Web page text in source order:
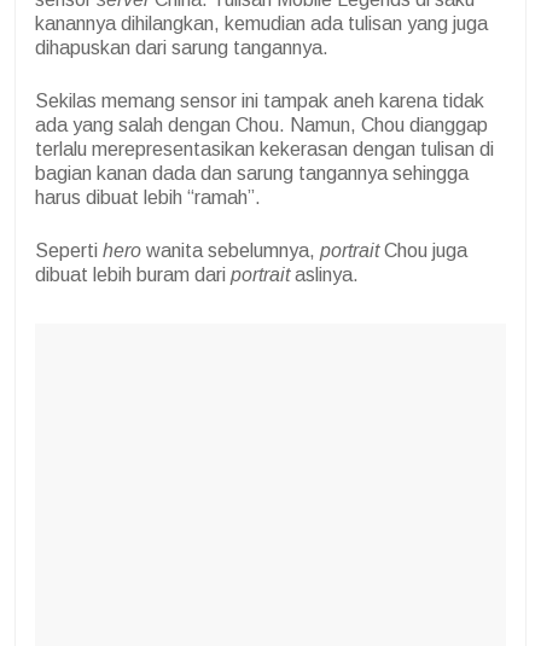
kanannya dihilangkan, kemudian ada tulisan yang juga
dihapuskan dari sarung tangannya.
Sekilas memang sensor ini tampak aneh karena tidak
ada yang salah dengan Chou. Namun, Chou dianggap
terlalu merepresentasikan kekerasan dengan tulisan di
bagian kanan dada dan sarung tangannya sehingga
harus dibuat lebih “ramah”.
Seperti hero wanita sebelumnya, portraitChou juga
dibuat lebih buram dari portraitaslinya.